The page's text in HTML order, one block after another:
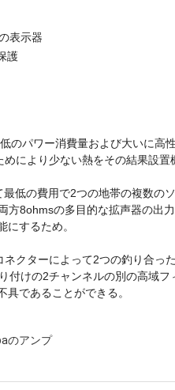
表示器
護
のパワー消費量および大いに高
により少ない熱をその結果設置
低の費用で2つの地帯の複数の
8ohmsの多目的な拡声器の出
するため。
クターによって2つの釣り合っ
付けの2チャンネルの別の高域
であることができる。
のアンプ